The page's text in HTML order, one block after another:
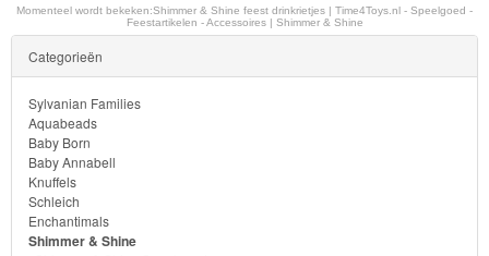
Ben
10
Fairies
Megabloks
Momenteel wordt bekeken:Shimmer & Shine feest drinkrietjes | Time4Toys.nl - Speelgoed -
Feestartikelen - Accessoires | Shimmer & Shine
Categorieën
Sylvanian Families
Aquabeads
Baby Born
Baby Annabell
Knuffels
Schleich
Enchantimals
Shimmer & Shine